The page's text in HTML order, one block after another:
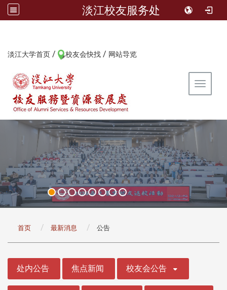
淡江校友服务处
淡江大学首页 / 校友会快找 / 网站导览
Toggle
首页 最新消息 公告
处内公告 焦点新闻 校友会公告